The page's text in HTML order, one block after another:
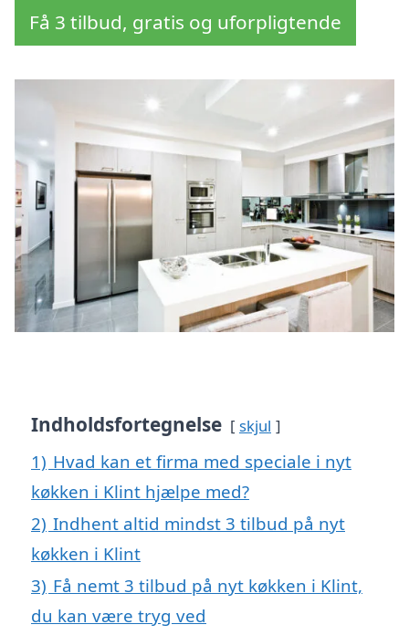
Få 3 tilbud, gratis og uforpligtende
Indholdsfortegnelse skjul
1) Hvad kan et firma med speciale i nyt
køkken i Klint hjælpe med?
2) Indhent altid mindst 3 tilbud på nyt
køkken i Klint
3) Få nemt 3 tilbud på nyt køkken i Klint,
du kan være tryg ved